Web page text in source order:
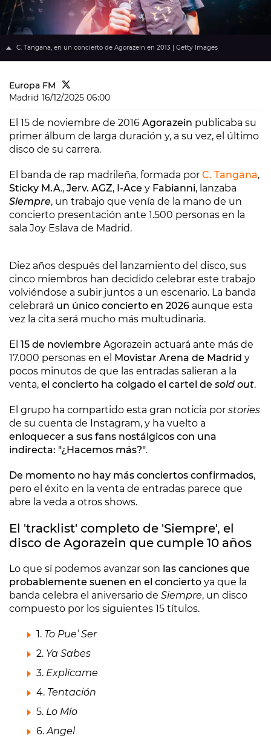
C. Tangana, en un concierto de Agorazein en 2013 | Getty Images
Europa FM
Madrid 16/12/2025 06:00
El 15 de noviembre de 2016 Agorazein publicaba su
primer álbum de larga duración y, a su vez, el último
disco de su carrera.
El banda de rap madrileña, formada por C. Tangana,
Sticky M.A., Jerv. AGZ, I-Ace y Fabianni, lanzaba
Siempre, un trabajo que venía de la mano de un
concierto presentación ante 1.500 personas en la
sala Joy Eslava de Madrid.
Diez años después del lanzamiento del disco, sus
cinco miembros han decidido celebrar este trabajo
volviéndose a subir juntos a un escenario. La banda
celebrará un único concierto en 2026 aunque esta
vez la cita será mucho más multudinaria.
El 15 de noviembre Agorazein actuará ante más de
17.000 personas en el Movistar Arena de Madrid y
pocos minutos de que las entradas salieran a la
venta, el concierto ha colgado el cartel de sold out.
El grupo ha compartido esta gran noticia por stories
de su cuenta de Instagram, y ha vuelto a
enloquecer a sus fans nostálgicos con una
indirecta: "¿Hacemos más?".
De momento no hay más conciertos confirmados,
pero el éxito en la venta de entradas parece que
abre la veda a otros shows.
El 'tracklist' completo de 'Siempre', el
disco de Agorazein que cumple 10 años
Lo que sí podemos avanzar son las canciones que
probablemente suenen en el concierto ya que la
banda celebra el aniversario de Siempre, un disco
compuesto por los siguientes 15 títulos.
1. To Pue’ Ser
2. Ya Sabes
3. Explícame
4. Tentación
5. Lo Mío
6.Angel